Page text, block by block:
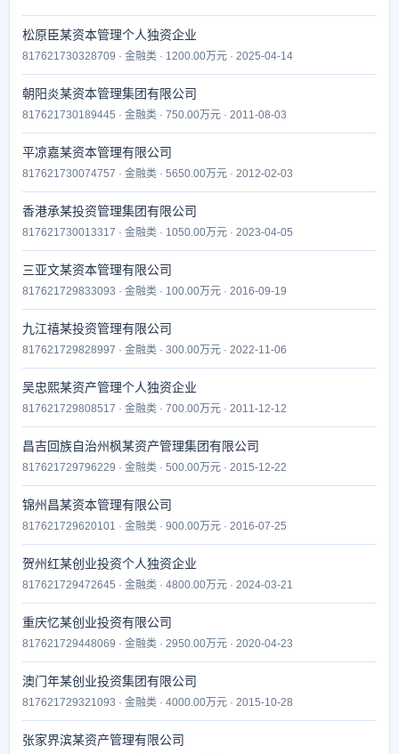
松原臣某资本管理个人独资企业
817621730328709 · 金融类 · 1200.00万元 · 2025-04-14
朝阳炎某资本管理集团有限公司
817621730189445 · 金融类 · 750.00万元 · 2011-08-03
平凉嘉某资本管理有限公司
817621730074757 · 金融类 · 5650.00万元 · 2012-02-03
香港承某投资管理集团有限公司
817621730013317 · 金融类 · 1050.00万元 · 2023-04-05
三亚文某资本管理有限公司
817621729833093 · 金融类 · 100.00万元 · 2016-09-19
九江禧某投资管理有限公司
817621729828997 · 金融类 · 300.00万元 · 2022-11-06
吴忠熙某资产管理个人独资企业
817621729808517 · 金融类 · 700.00万元 · 2011-12-12
昌吉回族自治州枫某资产管理集团有限公司
817621729796229 · 金融类 · 500.00万元 · 2015-12-22
锦州昌某资本管理有限公司
817621729620101 · 金融类 · 900.00万元 · 2016-07-25
贺州红某创业投资个人独资企业
817621729472645 · 金融类 · 4800.00万元 · 2024-03-21
重庆忆某创业投资有限公司
817621729448069 · 金融类 · 2950.00万元 · 2020-04-23
澳门年某创业投资集团有限公司
817621729321093 · 金融类 · 4000.00万元 · 2015-10-28
张家界滨某资产管理有限公司